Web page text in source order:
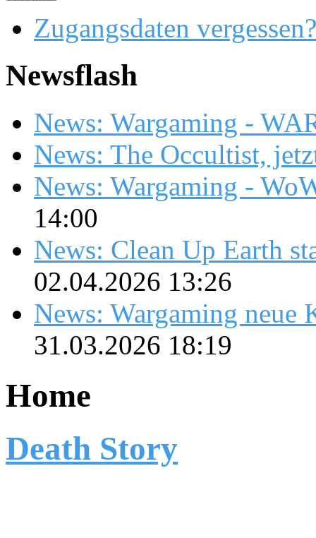
Zugangsdaten vergessen?
Newsflash
News: Wargaming -
News: The Occultist,
News: Wargaming -
14:00
News: Clean Up Earth
02.04.2026 13:26
News: Wargaming neue
31.03.2026 18:19
Home
Death Story